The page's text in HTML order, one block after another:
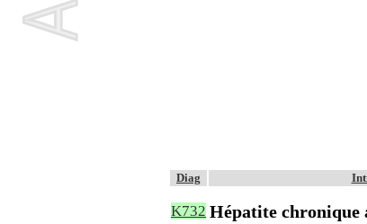
Diag
K732 Hépatite chronique